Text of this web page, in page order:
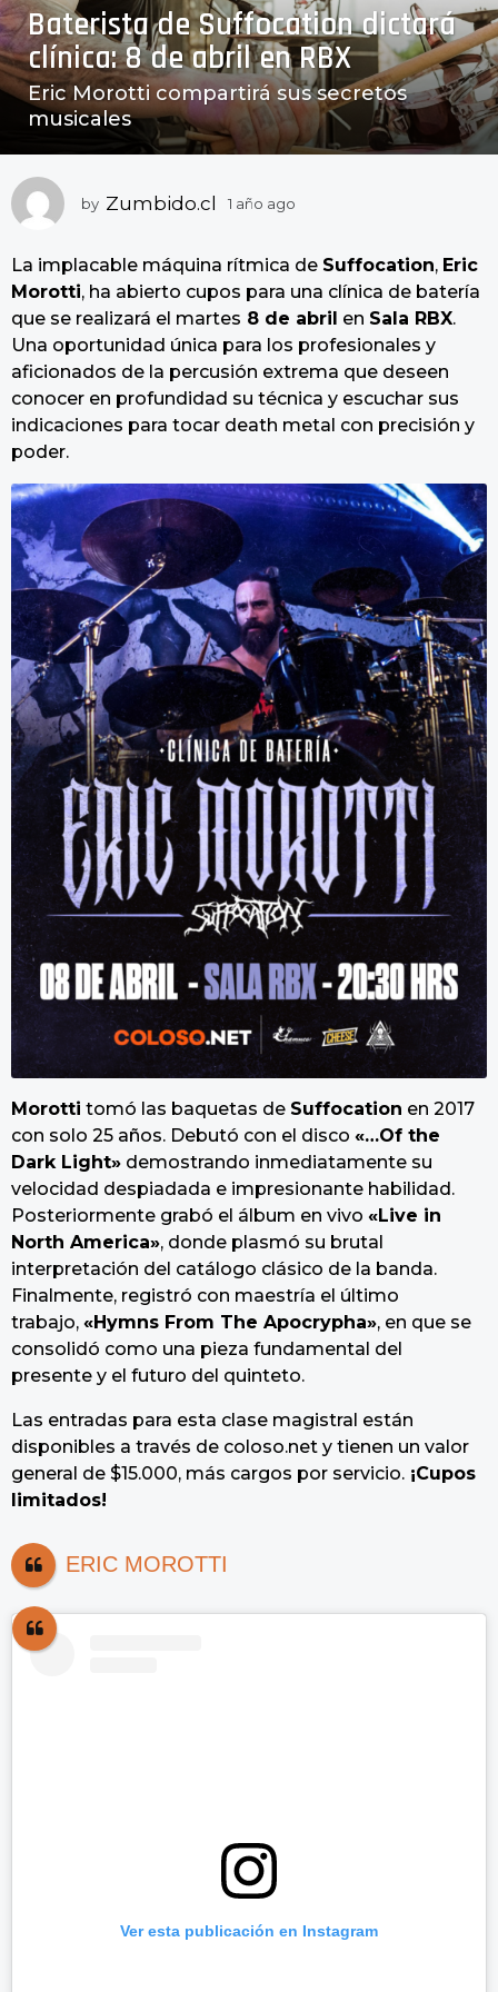
a
ñ
o
a
g
o
1
o
a
g
o
Baterista de Suffocation dictará
clínica: 8 de abril en RBX
Eric Morotti compartirá sus secretos
musicales
by Zumbido.cl 1 año ago
o
a
o
La implacable máquina rítmica de Suffocation, Eric
Morotti, ha abierto cupos para una clínica de batería
que se realizará el martes 8 de abril en Sala RBX.
Una oportunidad única para los profesionales y
aficionados de la percusión extrema que deseen
conocer en profundidad su técnica y escuchar sus
indicaciones para tocar death metal con precisión y
poder.
Morotti tomó las baquetas de Suffocation en 2017
con solo 25 años. Debutó con el disco «…Of the
Dark Light» demostrando inmediatamente su
velocidad despiadada e impresionante habilidad.
Posteriormente grabó el álbum en vivo «Live in
North America», donde plasmó su brutal
interpretación del catálogo clásico de la banda.
Finalmente, registró con maestría el último
trabajo, «Hymns From The Apocrypha», en que se
consolidó como una pieza fundamental del
presente y el futuro del quinteto.
Las entradas para esta clase magistral están
disponibles a través de coloso.net y tienen un valor
general de $15.000, más cargos por servicio. ¡Cupos
limitados!
ERIC MOROTTI
Ver esta publicación en Instagram